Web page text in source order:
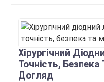
Хірургічний
Точність,
Догляд